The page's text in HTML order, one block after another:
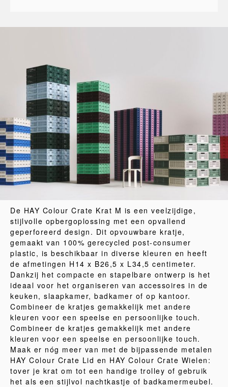
De HAY Colour Crate Krat M is een veelzijdige,
stijlvolle opbergoplossing met een opvallend
geperforeerd design. Dit opvouwbare kratje,
gemaakt van 100% gerecycled post-consumer
plastic, is beschikbaar in diverse kleuren en heeft
de afmetingen H14 x B26,5 x L34,5 centimeter.
Dankzij het compacte en stapelbare ontwerp is het
ideaal voor het organiseren van accessoires in de
keuken, slaapkamer, badkamer of op kantoor.
Combineer de kratjes gemakkelijk met andere
kleuren voor een speelse en persoonlijke touch.
Combineer de kratjes gemakkelijk met andere
kleuren voor een speelse en persoonlijke touch.
Maak er nóg meer van met de bijpassende metalen
HAY Colour Crate Lid en HAY Colour Crate Wielen:
tover je krat om tot een handige trolley of gebruik
het als een stijlvol nachtkastje of badkamermeubel.